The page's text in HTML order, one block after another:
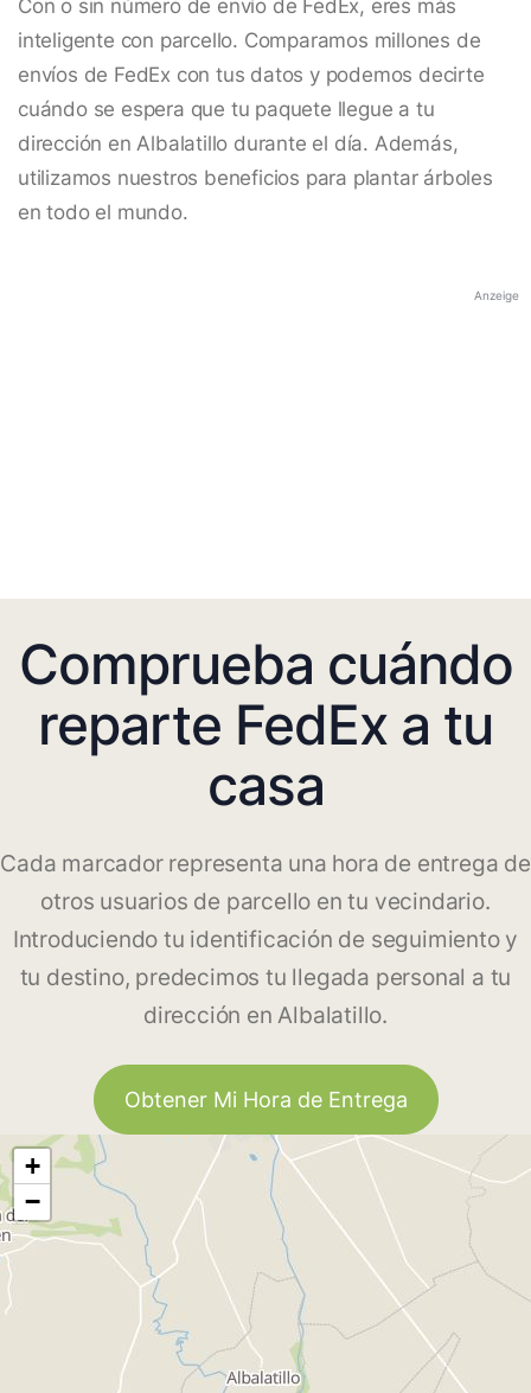
Con o sin número de envío de FedEx, eres más
inteligente con parcello. Comparamos millones de
envíos de FedEx con tus datos y podemos decirte
cuándo se espera que tu paquete llegue a tu
dirección en Albalatillo durante el día. Además,
utilizamos nuestros beneficios para plantar árboles
en todo el mundo.
Anzeige
Comprueba cuándo
reparte FedEx a tu
casa
Cada marcador representa una hora de entrega de
otros usuarios de parcello en tu vecindario.
Introduciendo tu identificación de seguimiento y
tu destino, predecimos tu llegada personal a tu
dirección en Albalatillo.
Obtener Mi Hora de Entrega
+
−